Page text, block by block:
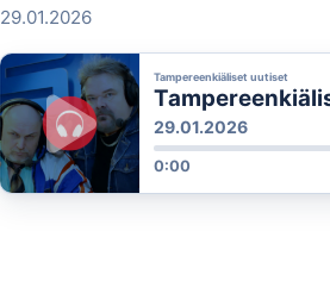
29.01.2026
Tampereenkiäliset uutiset
29.01.2026
0:00